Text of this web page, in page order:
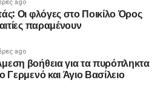
ago
Οι φλόγες στο Ποικίλο Όρος
παραμένουν
ago
βοήθεια για τα πυρόπληκτα
και Άγιο Βασίλειο